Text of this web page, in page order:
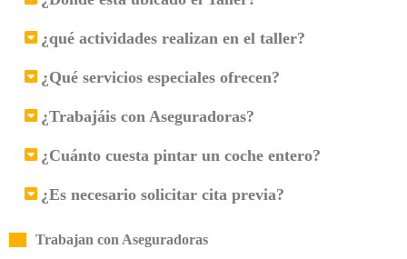
¿qué actividades realizan en el taller?
¿Qué servicios especiales ofrecen?
¿Trabajáis con Aseguradoras?
¿Cuánto cuesta pintar un coche entero?
¿Es necesario solicitar cita previa?
Trabajan con Aseguradoras